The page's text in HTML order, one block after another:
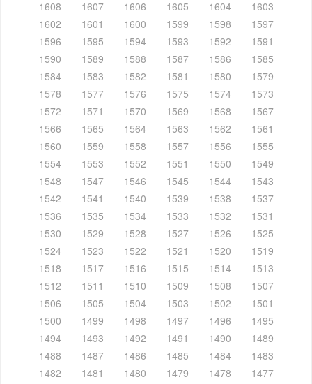
1608
1607 1606 1605 1604
1603
1602
1601 1600 1599 1598
1597
1596
1595 1594 1593 1592
1591
1590
1589 1588 1587 1586
1585
1584
1583 1582 1581 1580
1579
1578
1577 1576 1575 1574
1573
1572
1571 1570 1569 1568
1567
1566
1565 1564 1563 1562
1561
1560
1559 1558 1557 1556
1555
1554
1553 1552 1551 1550
1549
1548
1547 1546 1545 1544
1543
1542
1541 1540 1539 1538
1537
1536
1535 1534 1533 1532
1531
1530
1529 1528 1527 1526
1525
1524
1523 1522 1521 1520
1519
1518
1517 1516 1515 1514
1513
1512
1511 1510 1509 1508
1507
1506
1505 1504 1503 1502
1501
1500
1499 1498 1497 1496
1495
1494
1493 1492 1491 1490
1489
1488
1487 1486 1485 1484
1483
1482
1481 1480 1479 1478
1477